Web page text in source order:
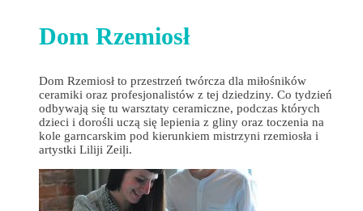
Dom Rzemiosł
Dom Rzemiosł to przestrzeń twórcza dla miłośników
ceramiki oraz profesjonalistów z tej dziedziny. Co tydzień
odbywają się tu warsztaty ceramiczne, podczas których
dzieci i dorośli uczą się lepienia z gliny oraz toczenia na
kole garncarskim pod kierunkiem mistrzyni rzemiosła i
artystki Liliji Zeiļi.